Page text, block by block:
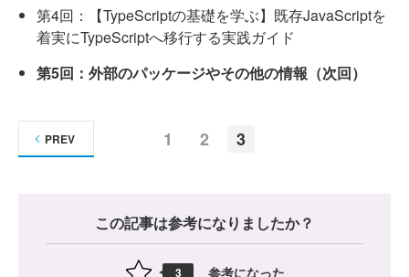
第4回：【TypeScriptの基礎を学ぶ】既存JavaScriptを
着実にTypeScriptへ移行する実践ガイド
第5回：外部のパッケージやその他の情報（次回）
1 2 3
PREV
この記事は参考になりましたか？
3 参考になった